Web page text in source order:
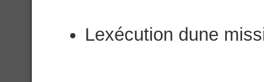
Lexécution dune